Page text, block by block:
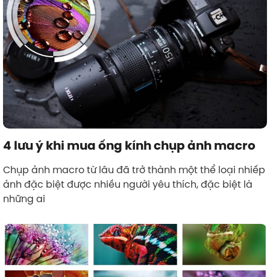
4 lưu ý khi mua ống kính chụp ảnh macro
Chụp ảnh macro từ lâu đã trở thành một thể loại nhiếp
ảnh đặc biệt được nhiều người yêu thích, đặc biệt là
những ai